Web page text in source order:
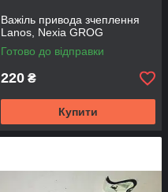
Важіль привода зчеплення
Lanos, Nexia GROG
Готово до відправки
220 ₴
Купити